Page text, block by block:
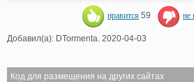
нравится 59 не
Добавил(а): DTormenta. 2020-04-03
Код для размещения на других сайтах